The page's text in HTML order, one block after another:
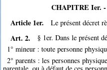
CHAPITRE Ier. -
Article 1er.
Le présent décret
Art. 2.
§ 1er. Dans le présent
1° mineur : toute personne
2° parents : les personnes